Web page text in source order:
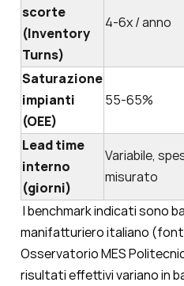
scorte
(Inventory
Turns)
4-6x / anno
Saturazione
impianti
(OEE)
55-65%
Lead time
interno
(giorni)
Variabile,
misurato
I benchmark indicati sono
manifatturiero italiano
Osservatorio MES
risultati effettivi variano in